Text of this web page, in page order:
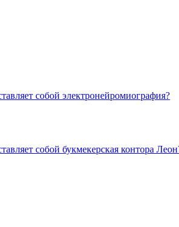
собой электронейромиография?
собой букмекерская контора